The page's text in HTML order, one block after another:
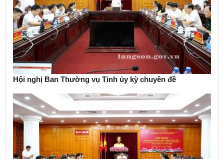
Hội nghị Ban Thường vụ Tỉnh ủy kỳ chuyên đề